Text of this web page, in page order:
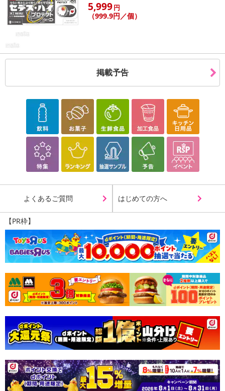
5,999円
（999.9円／個）
掲載予告
よくあるご質問 はじめての方へ
【PR枠】